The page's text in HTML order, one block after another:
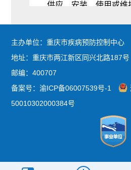
供应、安装、使用或维
四、中心全体员工
验检测机构诚信基本要
行《公正诚信保证程序
责任制度，诚实守信，
损于检测与评价判断的
动，不出具不实报告和
保检测和评价工作的诚
五、中心全体员工
护客户秘密和所有权程
主办单位：重庆市疾病预防控制中
地址：重庆市两江新区同兴北路187
邮编：400707
备案号：渝ICP备06007539号-1
50010302000384号